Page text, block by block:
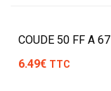
COUDE 50 FF A 67
6.49€ TTC